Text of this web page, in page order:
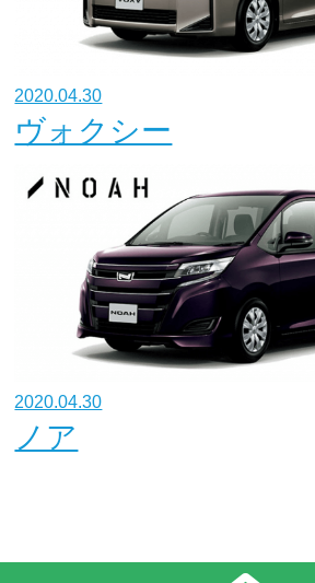
2020.04.30
ヴォクシー
2020.04.30
ノア